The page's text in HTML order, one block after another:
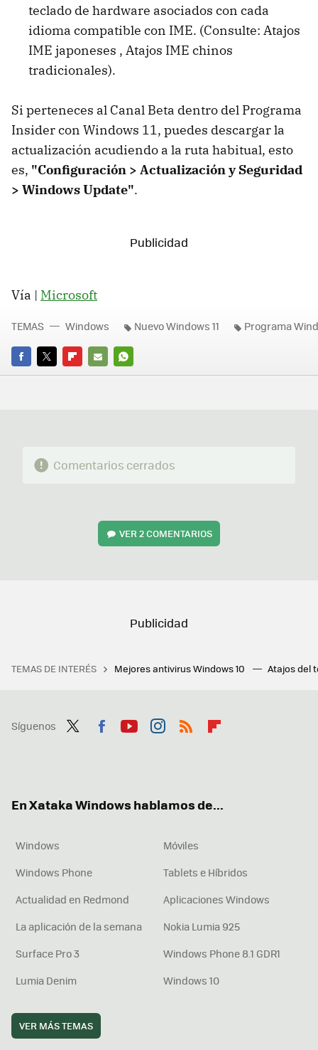
teclado de hardware asociados con cada
idioma compatible con IME. (Consulte: Atajos
IME japoneses , Atajos IME chinos
tradicionales).
Si perteneces al Canal Beta dentro del Programa
Insider con Windows 11, puedes descargar la
actualización acudiendo a la ruta habitual, esto
es, "Configuración > Actualización y Seguridad
> Windows Update".
Vía | Microsoft
FACEBOOK
TWITTERFLIPBOARD
E-
WHATSAPP
TEMAS Windows Nuevo Windows 11 Programa
Comentarios cerrados
VER2 COMENTARIOS
TEMAS DE INTERÉS Mejores antivirus Windows 10 Atajos del
Síguenos
En Xataka Windows hablamos de...
Windows
Móviles
Windows Phone
Tablets e Híbridos
Actualidad en Redmond
Aplicaciones Windows
La aplicación de la semana
Nokia Lumia 925
Surface Pro 3
Windows Phone 8.1 GDR1
Lumia Denim
Windows 10
VER MÁS TEMAS